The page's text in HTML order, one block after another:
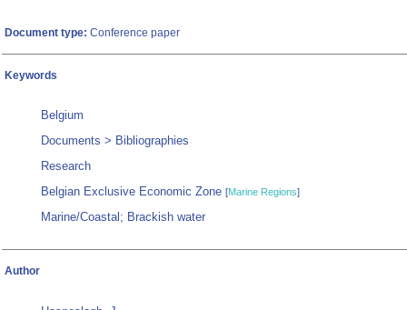
Document type: Conference paper
Keywords
Belgium
Documents > Bibliographies
Research
Belgian Exclusive Economic Zone [Marine Regions]
Marine/Coastal; Brackish water
Author